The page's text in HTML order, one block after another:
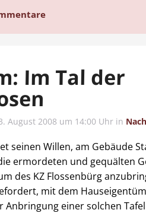
Im Tal der
August 2008 um 14:00 Uhr in
seinen Willen, am Gebäude
ermordeten und gequälten
des KZ Flossenbürg
mit dem
Anbringung einer solchen Tafel